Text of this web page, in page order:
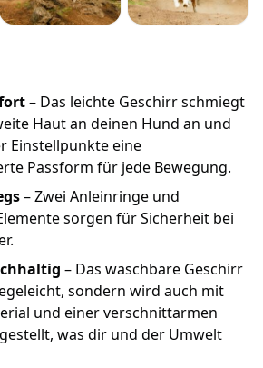
– Das leichte Geschirr schmiegt
Haut an deinen Hund an und
Einstellpunkte eine
Passform für jede Bewegung.
– Zwei Anleinringe und
sorgen für Sicherheit bei
– Das waschbare Geschirr
sondern wird auch mit
und einer verschnittarmen
was dir und der Umwelt